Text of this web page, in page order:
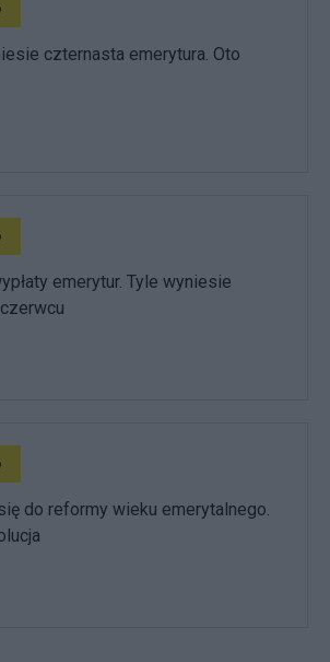
czternasta emerytura. Oto
emerytur. Tyle wyniesie
do reformy wieku emerytalnego.